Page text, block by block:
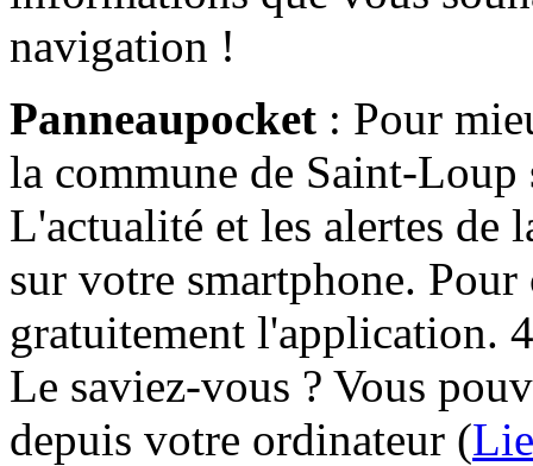
navigation !
Panneaupocket : Pour
la commune de Saint-Loup
L'actualité et les alertes de
sur votre smartphone.
gratuitement l'application.
Le saviez-vous ? Vous
depuis votre ordinateur (